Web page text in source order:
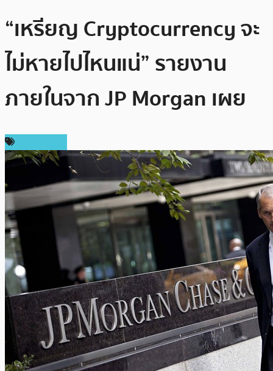
“เหรียญ Cryptocurrency จะ
ไม่หายไปไหนแน่” รายงาน
ภายในจาก JP Morgan เผย